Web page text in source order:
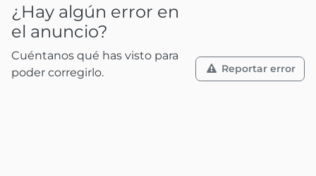
¿Hay algún error en
el anuncio?
Cuéntanos qué has visto para
poder corregirlo.
Reportar error